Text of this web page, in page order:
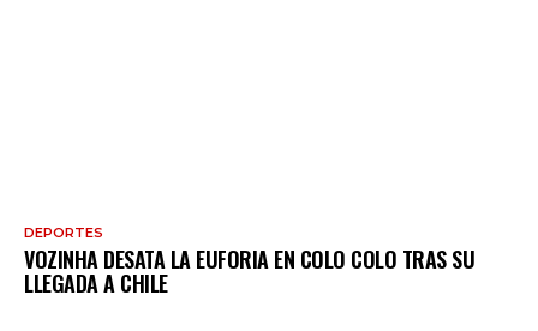
DEPORTES
VOZINHA DESATA LA EUFORIA EN COLO COLO TRAS SU
LLEGADA A CHILE